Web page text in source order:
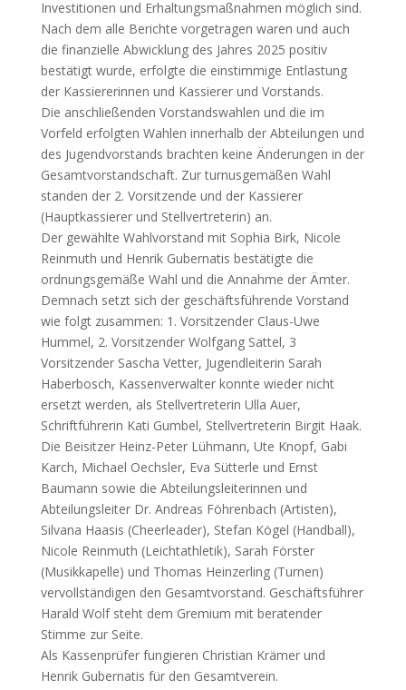
Investitionen und Erhaltungsmaßnahmen möglich sind.
Nach dem alle Berichte vorgetragen waren und auch
die finanzielle Abwicklung des Jahres 2025 positiv
bestätigt wurde, erfolgte die einstimmige Entlastung
der Kassiererinnen und Kassierer und Vorstands.
Die anschließenden Vorstandswahlen und die im
Vorfeld erfolgten Wahlen innerhalb der Abteilungen und
des Jugendvorstands brachten keine Änderungen in der
Gesamtvorstandschaft. Zur turnusgemäßen Wahl
standen der 2. Vorsitzende und der Kassierer
(Hauptkassierer und Stellvertreterin) an.
Der gewählte Wahlvorstand mit Sophia Birk, Nicole
Reinmuth und Henrik Gubernatis bestätigte die
ordnungsgemäße Wahl und die Annahme der Ämter.
Demnach setzt sich der geschäftsführende Vorstand
wie folgt zusammen: 1. Vorsitzender Claus-Uwe
Hummel, 2. Vorsitzender Wolfgang Sattel, 3
Vorsitzender Sascha Vetter, Jugendleiterin Sarah
Haberbosch, Kassenverwalter konnte wieder nicht
ersetzt werden, als Stellvertreterin Ulla Auer,
Schriftführerin Kati Gumbel, Stellvertreterin Birgit Haak.
Die Beisitzer Heinz-Peter Lühmann, Ute Knopf, Gabi
Karch, Michael Oechsler, Eva Sütterle und Ernst
Baumann sowie die Abteilungsleiterinnen und
Abteilungsleiter Dr. Andreas Föhrenbach (Artisten),
Silvana Haasis (Cheerleader), Stefan Kögel (Handball),
Nicole Reinmuth (Leichtathletik), Sarah Förster
(Musikkapelle) und Thomas Heinzerling (Turnen)
vervollständigen den Gesamtvorstand. Geschäftsführer
Harald Wolf steht dem Gremium mit beratender
Stimme zur Seite.
Als Kassenprüfer fungieren Christian Krämer und
Henrik Gubernatis für den Gesamtverein.